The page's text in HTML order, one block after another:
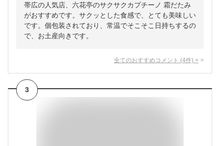
帯広の人気店、六花亭のサクサクカプチーノ 霜だたみ
がおすすめです。サクッとした食感で、とても美味しい
です。個包装されており、常温でそこそこ日持ちするの
で、お土産向きです。
全てのおすすめコメント (4件) >
3